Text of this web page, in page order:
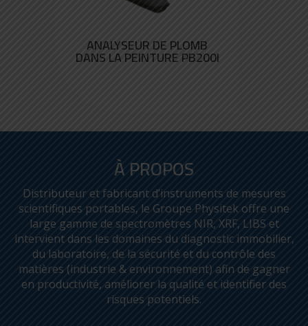
ANALYSEUR DE PLOMB
DANS LA PEINTURE PB200I
À PROPOS
Distributeur et fabricant d’instruments de mesures
scientifiques portables, le Groupe Physitek offre une
large gamme de spectromètres NIR, XRF, LIBS et
intervient dans les domaines du diagnostic immobilier,
du laboratoire, de la sécurité et du contrôle des
matières (industrie & environnement) afin de gagner
en productivité, améliorer la qualité et identifier des
risques potentiels.